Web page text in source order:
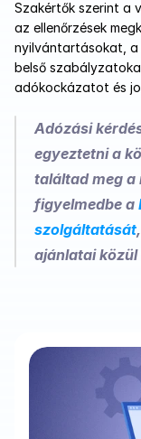
Szakértők szerint a
az ellenőrzések
nyilvántartásokat, a
belső
adókockázatot és
Adózási
egyeztetni a
találtad meg a
figyelmedbe a
szolgáltatását
ajánlatai